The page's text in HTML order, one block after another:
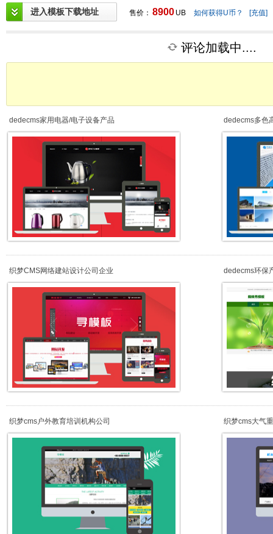
进入模板下载地址 售价： 8900 UB 如何获得U币？ [充值]
评论加载中....
dedecms家用电器/电子设备产品 dedecms多色
织梦CMS网络建站设计公司企业 dedecms环保
织梦cms户外教育培训机构公司 织梦cms大气